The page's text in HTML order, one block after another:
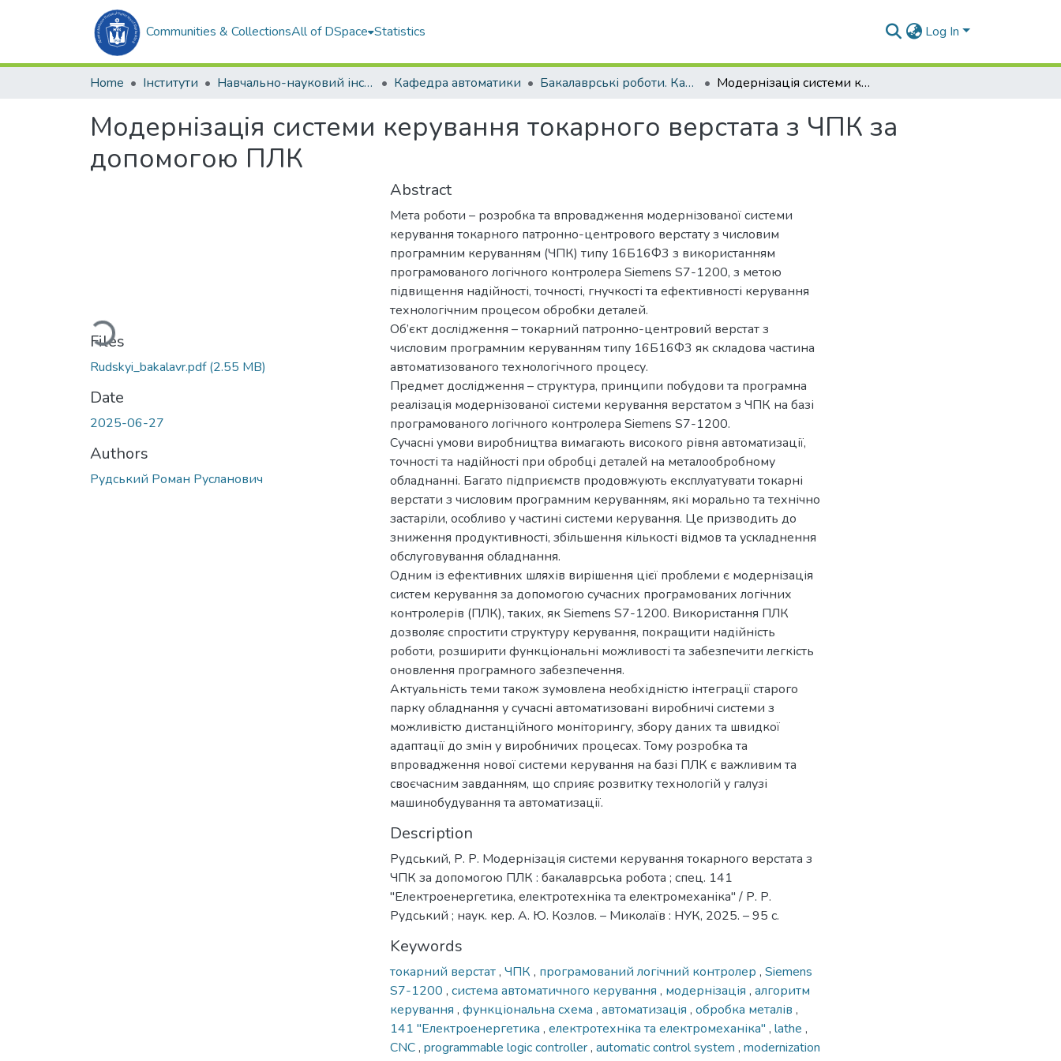
Communities & CollectionsAll of DSpace Statistics Log In
Home Інститути Навчально-науковий інститут автоматики та електротехніки (ННІАЕ) Кафедра автоматики Бакалаврські роботи. Кафедра автоматики Модернізація системи керування токарного верстата з ЧПК за допомогою ПЛК
Модернізація системи керування токарного верстата з ЧПК за
допомогою ПЛК
Loading...
Files
Rudskyi_bakalavr.pdf(2.55 MB)
Date
2025-06-27
Authors
Рудський Роман Русланович
Abstract
Мета роботи – розробка та впровадження модернізованої системи
керування токарного патронно-центрового верстату з числовим
програмним керуванням (ЧПК) типу 16Б16Ф3 з використанням
програмованого логічного контролера Siemens S7-1200, з метою
підвищення надійності, точності, гнучкості та ефективності керування
технологічним процесом обробки деталей.
Об’єкт дослідження – токарний патронно-центровий верстат з
числовим програмним керуванням типу 16Б16Ф3 як складова частина
автоматизованого технологічного процесу.
Предмет дослідження – структура, принципи побудови та програмна
реалізація модернізованої системи керування верстатом з ЧПК на базі
програмованого логічного контролера Siemens S7-1200.
Сучасні умови виробництва вимагають високого рівня автоматизації,
точності та надійності при обробці деталей на металообробному
обладнанні. Багато підприємств продовжують експлуатувати токарні
верстати з числовим програмним керуванням, які морально та технічно
застаріли, особливо у частині системи керування. Це призводить до
зниження продуктивності, збільшення кількості відмов та ускладнення
обслуговування обладнання.
Одним із ефективних шляхів вирішення цієї проблеми є модернізація
систем керування за допомогою сучасних програмованих логічних
контролерів (ПЛК), таких, як Siemens S7-1200. Використання ПЛК
дозволяє спростити структуру керування, покращити надійність
роботи, розширити функціональні можливості та забезпечити легкість
оновлення програмного забезпечення.
Актуальність теми також зумовлена необхідністю інтеграції старого
парку обладнання у сучасні автоматизовані виробничі системи з
можливістю дистанційного моніторингу, збору даних та швидкої
адаптації до змін у виробничих процесах. Тому розробка та
впровадження нової системи керування на базі ПЛК є важливим та
своєчасним завданням, що сприяє розвитку технологій у галузі
машинобудування та автоматизації.
Description
Рудський, Р. Р. Модернізація системи керування токарного верстата з
ЧПК за допомогою ПЛК : бакалаврська робота ; спец. 141
''Електроенергетика, електротехніка та електромеханіка'' / Р. Р.
Рудський ; наук. кер. А. Ю. Козлов. – Миколаїв : НУК, 2025. – 95 с.
Keywords
токарний верстат, ЧПК , програмований логічний контролер , Siemens
S7-1200 , система автоматичного керування , модернізація , алгоритм
керування , функціональна схема , автоматизація , обробка металів ,
141 ''Електроенергетика , електротехніка та електромеханіка'' , lathe ,
CNC, programmable logic controller, automatic control system , modernization